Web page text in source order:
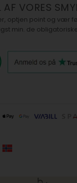
AF VORES
optjen point og vær
min. de